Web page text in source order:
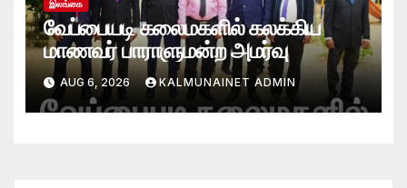
இலங்கை
வேப்பையடி கலைமகளில் கலக்கிய
மாணவர் பாராளுமன்ற அமர்வு
AUG 6, 2026 KALMUNAINET ADMIN